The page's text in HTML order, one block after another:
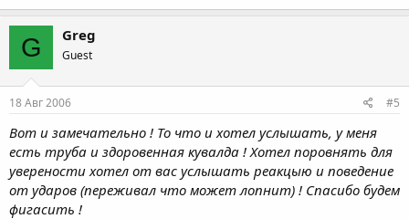
G Greg
Guest
18 Авг 2006 #5
Вот и замечательно ! То что и хотел услышать, у меня
есть труба и здоровенная кувалда ! Хотел поровнять для
уверености хотел от вас услышать реакцыю и поведение
от ударов (переживал что может лопнит) ! Спасибо будем
фигасить !